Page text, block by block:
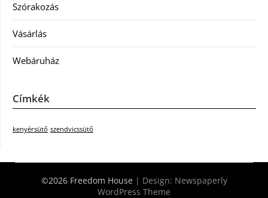
Szórakozás
Vásárlás
Webáruház
Címkék
kenyérsütő szendvicssütő
©2026 Freedom House | Design: Newspaperly
WordPress Theme